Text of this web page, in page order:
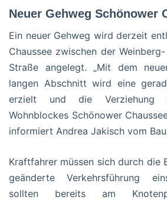
Neuer Gehweg Schönower
Ein neuer Gehweg wird derzeit
Chaussee zwischen der
Straße angelegt. „Mit dem
langen Abschnitt wird eine
erzielt und die Verziehung
Wohnblockes Schönower
informiert Andrea Jakisch vom
Kraftfahrer müssen sich durch die
geänderte Verkehrsführung
sollten bereits am